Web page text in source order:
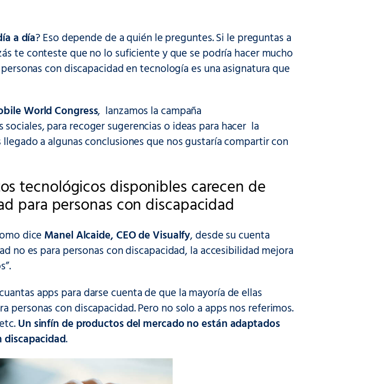
a día? Eso depende de a quién le preguntes. Si le preguntas a
te conteste que no lo suficiente y que se podría hacer mucho
con discapacidad en tecnología es una asignatura que
World Congress, lanzamos la campaña
para recoger sugerencias o ideas para hacer la
a algunas conclusiones que nos gustaría compartir con
tecnológicos disponibles carecen de
para personas con discapacidad
diceManel Alcaide, CEO de Visualfy, desde su cuenta
no es para personas con discapacidad, la accesibilidad mejora
apps para darse cuenta de que la mayoría de ellas
personas con discapacidad. Pero no solo a apps nos referimos.
Un sinfín de productos del mercado no están adaptados
discapacidad.